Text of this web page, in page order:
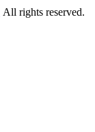
All rights reserved.